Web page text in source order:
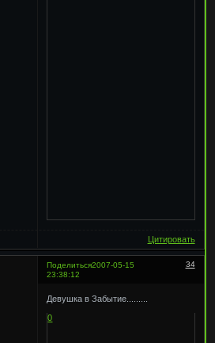
Цитировать
Поделиться 34
2007-05-15
23:38:12
Девушка в Забытие.........
0